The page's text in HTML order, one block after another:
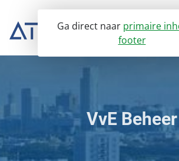
Ga direct naar primaire
footer
VvE Beheer
VvE Beheer